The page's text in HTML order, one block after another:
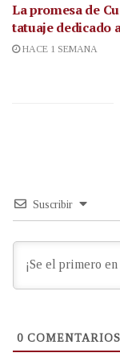
La promesa de
tatuaje dedicado
HACE 1 SEMANA
Suscribir
0 COMENTARIOS